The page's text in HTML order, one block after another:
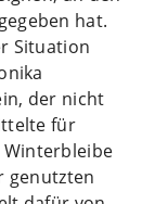
hat.
Situation
der nicht
für
Winterbleibe
genutzten